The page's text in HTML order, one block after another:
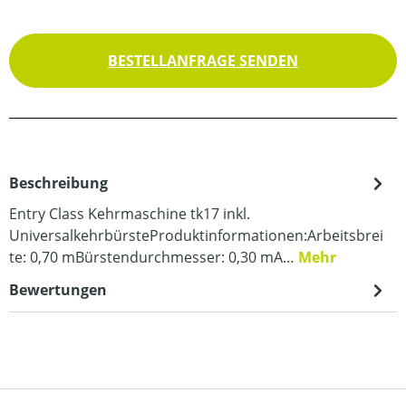
BESTELLANFRAGE SENDEN
Beschreibung
Entry Class Kehrmaschine tk17 inkl.
UniversalkehrbürsteProduktinformationen:Arbeitsbrei
te: 0,70 mBürstendurchmesser: 0,30 mA… Mehr
Bewertungen